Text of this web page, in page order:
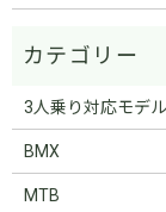
3人乗り対応モデル
BMX
MTB